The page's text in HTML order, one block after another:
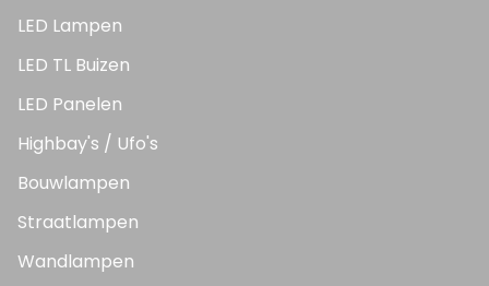
LED Lampen
LED TL Buizen
LED Panelen
Highbay's / Ufo's
Bouwlampen
Straatlampen
Wandlampen